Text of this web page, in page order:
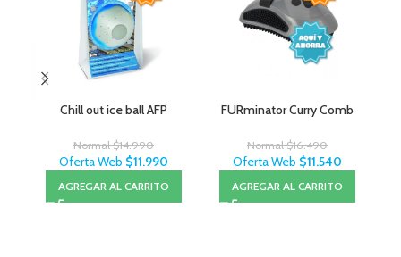
Chill out ice ball AFP
Normal$14.990
Oferta Web $11.990
AGREGAR AL CARRITO
FURminator Curry Comb
Normal$16.490
Oferta Web $11.540
AGREGAR AL CARRITO